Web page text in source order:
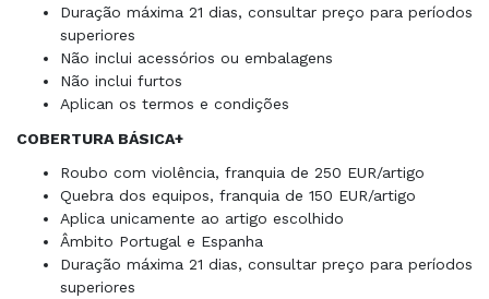
Duração máxima 21 dias, consultar preço para períodos
superiores
Não inclui acessórios ou embalagens
Não inclui furtos
Aplican os termos e condições
COBERTURA BÁSICA+
Roubo com violência, franquia de 250 EUR/artigo
Quebra dos equipos, franquia de 150 EUR/artigo
Aplica unicamente ao artigo escolhido
Âmbito Portugal e Espanha
Duração máxima 21 dias, consultar preço para períodos
superiores